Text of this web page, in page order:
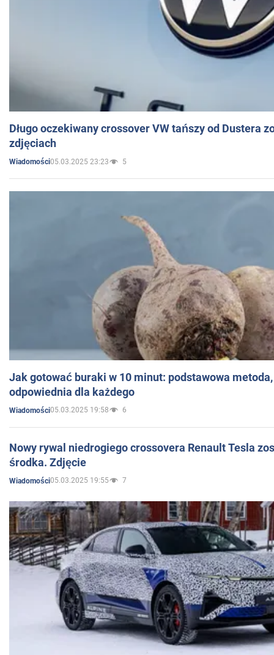
Długo oczekiwany crossover VW tańszy od Dustera
zdjęciach
Wiadomości05.03.2025 23:23 5
Jak gotować buraki w 10 minut: podstawowa
odpowiednia dla każdego
Wiadomości05.03.2025 19:58 6
Nowy rywal niedrogiego crossovera Renault Tesla
środka. Zdjęcie
Wiadomości05.03.2025 19:55 7